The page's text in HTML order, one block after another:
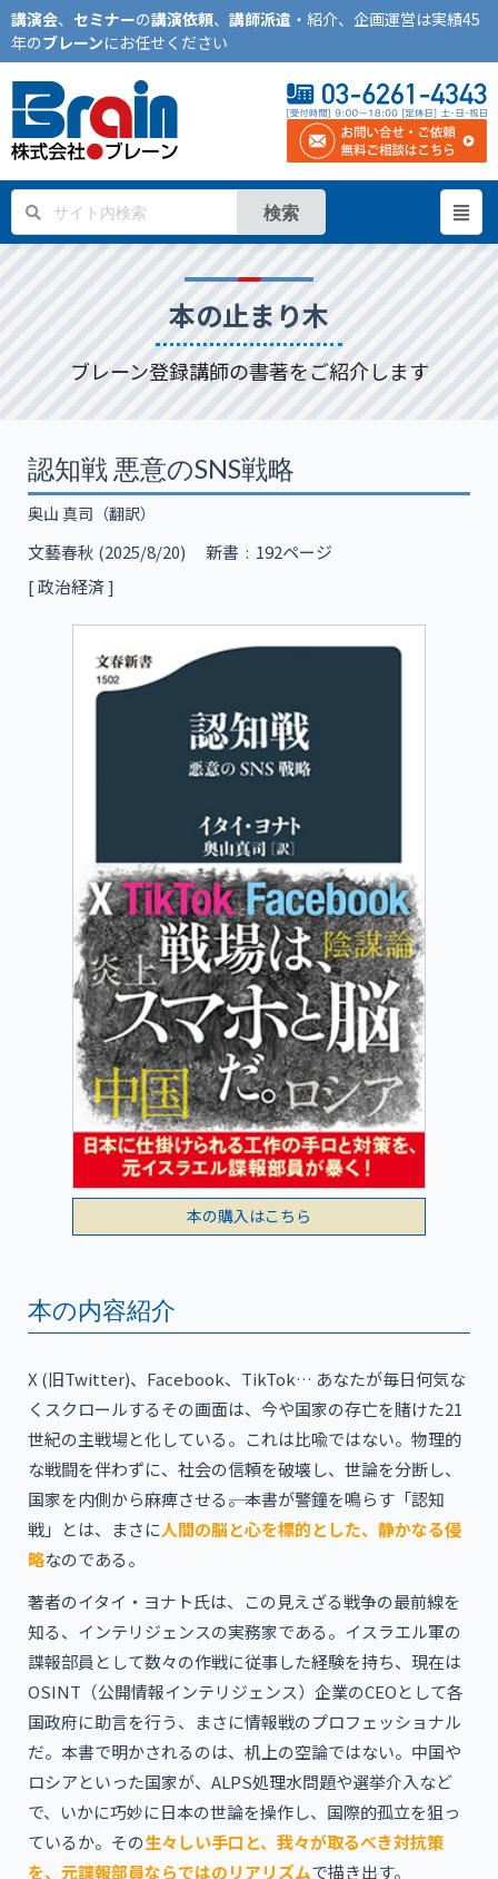
講演会、 セミナーの講演依頼、 講師派遣 ・紹介、企画運営は実績45
年のブレーンにお任せください
検索
本の止まり木
ブレーン登録講師の書著をご紹介します
認知戦 悪意のSNS戦略
奥山 真司 （翻訳）
文藝春秋 (2025/8/20)
新書 ‏ : ‎ 192ページ
[ 政治経済 ]
本の購入はこちら
本の内容紹介
X (旧Twitter)、Facebook、TikTok… あなたが毎日何気な
くスクロールするその画面は、今や国家の存亡を賭けた21
世紀の主戦場と化している。これは比喩ではない。物理的
な戦闘を伴わずに、社会の信頼を破壊し、世論を分断し、
国家を内側から麻痺させる――。本書が警鐘を鳴らす「認知
戦」とは、まさに人間の脳と心を標的とした、静かなる侵
略なのである。
著者のイタイ・ヨナト氏は、この見えざる戦争の最前線を
知る、インテリジェンスの実務家である。イスラエル軍の
諜報部員として数々の作戦に従事した経験を持ち、現在は
OSINT（公開情報インテリジェンス）企業のCEOとして各
国政府に助言を行う、まさに情報戦のプロフェッショナル
だ。本書で明かされるのは、机上の空論ではない。中国や
ロシアといった国家が、ALPS処理水問題や選挙介入など
で、いかに巧妙に日本の世論を操作し、国際的孤立を狙っ
ているか。その生々しい手口と、我々が取るべき対抗策
を、元諜報部員ならではのリアリズムで描き出す。